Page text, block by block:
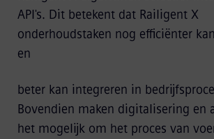
API's. Dit betekent dat Railigent X
onderhoudstaken nog efficiënter
en
beter kan integreren in
Bovendien maken digitalisering en
het mogelijk om het proces van